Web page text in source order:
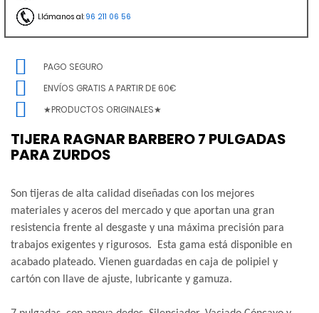
Llámanos al: 96 211 06 56
PAGO SEGURO
ENVÍOS GRATIS A PARTIR DE 60€
★PRODUCTOS ORIGINALES★
TIJERA RAGNAR BARBERO 7 PULGADAS
PARA ZURDOS
Son tijeras de alta calidad diseñadas con los mejores
materiales y aceros del mercado y que aportan una gran
resistencia frente al desgaste y una máxima precisión para
trabajos exigentes y rigurosos. Esta gama está disponible en
acabado plateado. Vienen guardadas en caja de polipiel y
cartón con llave de ajuste, lubricante y gamuza.